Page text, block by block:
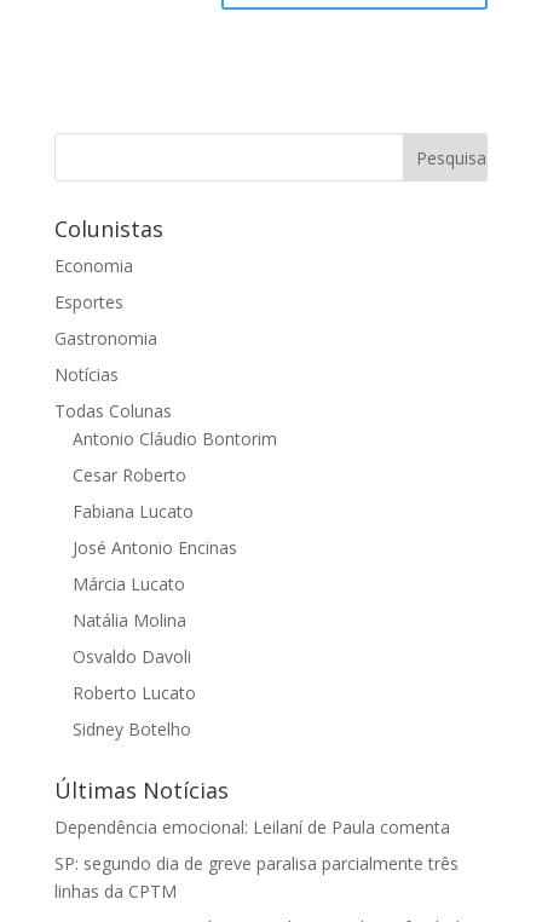
Colunistas
Economia
Esportes
Gastronomia
Notícias
Todas Colunas
Antonio Cláudio Bontorim
Cesar Roberto
Fabiana Lucato
José Antonio Encinas
Márcia Lucato
Natália Molina
Osvaldo Davoli
Roberto Lucato
Sidney Botelho
Últimas Notícias
Dependência emocional: Leilaní de Paula comenta
SP: segundo dia de greve paralisa parcialmente três
linhas da CPTM